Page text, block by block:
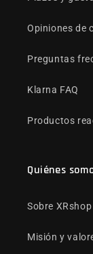
Opiniones de
Preguntas
Klarna FAQ
Productos
Quiénes
Sobre XRshop
Misión y